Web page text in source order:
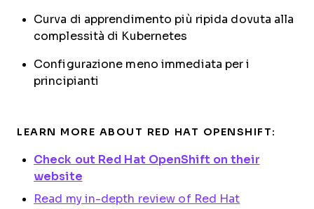
Curva di apprendimento più ripida dovuta alla
complessità di Kubernetes
Configurazione meno immediata per i
principianti
LEARN MORE ABOUT RED HAT OPENSHIFT:
Check out Red Hat OpenShift on their
website
Read my in-depth review of Red Hat